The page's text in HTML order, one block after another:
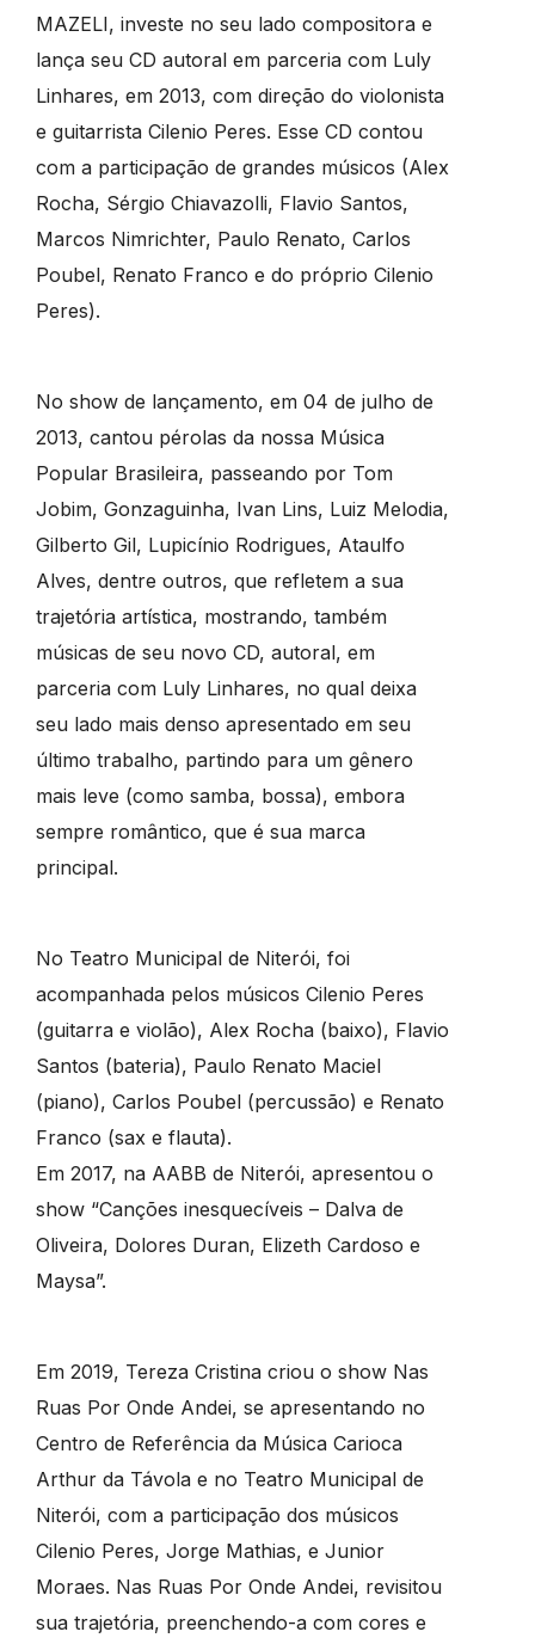
MAZELI, investe no seu lado compositora e
lança seu CD autoral em parceria com Luly
Linhares, em 2013, com direção do violonista
e guitarrista Cilenio Peres. Esse CD contou
com a participação de grandes músicos (Alex
Rocha, Sérgio Chiavazolli, Flavio Santos,
Marcos Nimrichter, Paulo Renato, Carlos
Poubel, Renato Franco e do próprio Cilenio
Peres).
No show de lançamento, em 04 de julho de
2013, cantou pérolas da nossa Música
Popular Brasileira, passeando por Tom
Jobim, Gonzaguinha, Ivan Lins, Luiz Melodia,
Gilberto Gil, Lupicínio Rodrigues, Ataulfo
Alves, dentre outros, que refletem a sua
trajetória artística, mostrando, também
músicas de seu novo CD, autoral, em
parceria com Luly Linhares, no qual deixa
seu lado mais denso apresentado em seu
último trabalho, partindo para um gênero
mais leve (como samba, bossa), embora
sempre romântico, que é sua marca
principal.
No Teatro Municipal de Niterói, foi
acompanhada pelos músicos Cilenio Peres
(guitarra e violão), Alex Rocha (baixo), Flavio
Santos (bateria), Paulo Renato Maciel
(piano), Carlos Poubel (percussão) e Renato
Franco (sax e flauta).
Em 2017, na AABB de Niterói, apresentou o
show “Canções inesquecíveis – Dalva de
Oliveira, Dolores Duran, Elizeth Cardoso e
Maysa”.
Em 2019, Tereza Cristina criou o show Nas
Ruas Por Onde Andei, se apresentando no
Centro de Referência da Música Carioca
Arthur da Távola e no Teatro Municipal de
Niterói, com a participação dos músicos
Cilenio Peres, Jorge Mathias, e Junior
Moraes. Nas Ruas Por Onde Andei, revisitou
sua trajetória, preenchendo-a com cores e